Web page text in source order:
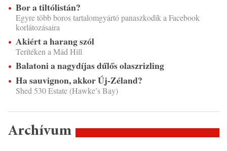
Bor a tiltólistán?
Egyre több boros tartalomgyártó panaszkodik a Facebook
korlátozásaira
Akiért a harang szól
Terítéken a Mád Hill
Balatoni a nagydíjas dűlős olaszrizling
Ha sauvignon, akkor Új-Zéland?
Shed 530 Estate (Hawke’s Bay)
Archívum